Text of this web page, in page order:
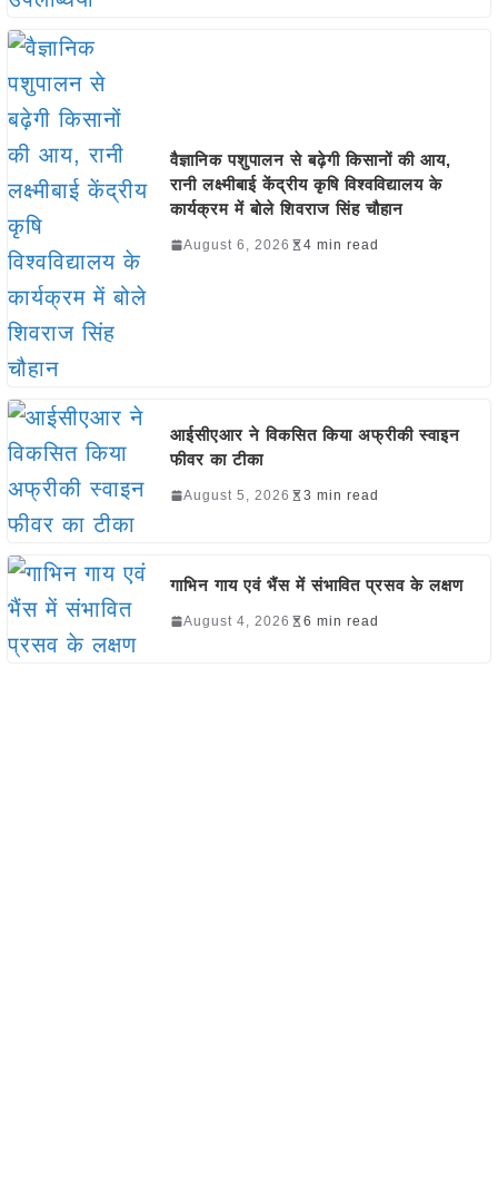
वैज्ञानिक पशुपालन से बढ़ेगी किसानों की आय,
रानी लक्ष्मीबाई केंद्रीय कृषि विश्वविद्यालय के
कार्यक्रम में बोले शिवराज सिंह चौहान
August 6, 2026 4 min read
आईसीएआर ने विकसित किया अफ्रीकी स्वाइन
फीवर का टीका
August 5, 2026 3 min read
गाभिन गाय एवं भैंस में संभावित प्रसव के लक्षण
August 4, 2026 6 min read